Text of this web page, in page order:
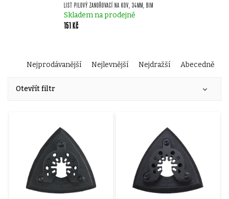
LIST PILOVÝ ZANOŘOVACÍ NA KOV, 34MM, BIM
Skladem na prodejně
151 Kč
Ř
a
Nejprodávanější Nejlevnější Nejdražší Abecedně
Otevřít filtr